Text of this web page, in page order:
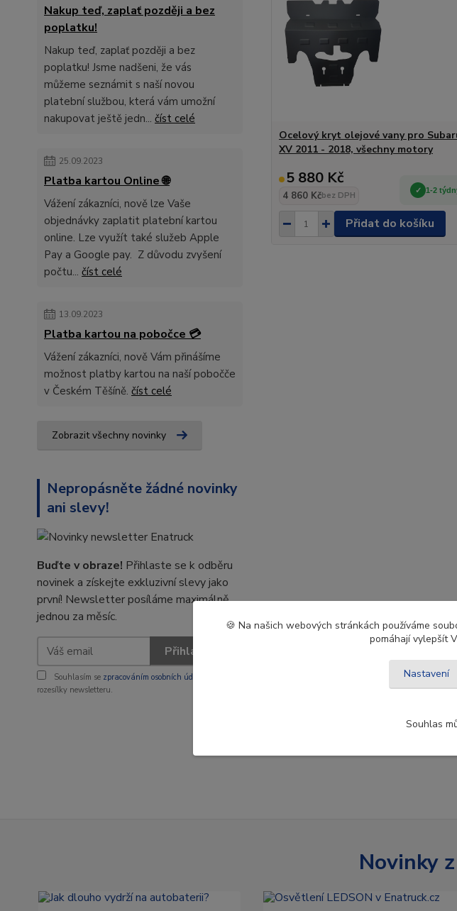
Nakup teď, zaplať později a bez
poplatku!
Nakup teď, zaplať později a bez
poplatku! Jsme nadšeni, že vás
můžeme seznámit s naší novou
platební službou, která vám umožní
nakupovat ještě jedn... číst celé
25.09.2023
Platba kartou Online 🌐
Vážení zákazníci, nově lze Vaše
objednávky zaplatit platební kartou
online. Lze využít také služeb Apple
Pay a Google pay. Z důvodu zvyšení
počtu... číst celé
13.09.2023
Platba kartou na pobočce 💳
Vážení zákazníci, nově Vám přinášíme
možnost platby kartou na naší pobočče
v Českém Těšíně. číst celé
Zobrazit všechny novinky
Nepropásněte žádné novinky
ani slevy!
Buďte v obraze! Přihlaste se k odběru
novinek a získejte exkluzivní slevy jako
první! Newsletter posíláme maximálně
jednou za měsíc.
Přihlásit se
Souhlasím se zpracováním osobních údajů
rozesílky newsletteru.
Ocelový kryt olejové vany pro
XV 2011 - 2018, všechny motory
5 880 Kč
4 860 Kčbez DPH
1-2
Přidat do košíku
Novinky
🍪 Na našich webových stránkách používáme
pomáhají vylepšít
Nastavení
Souhlas